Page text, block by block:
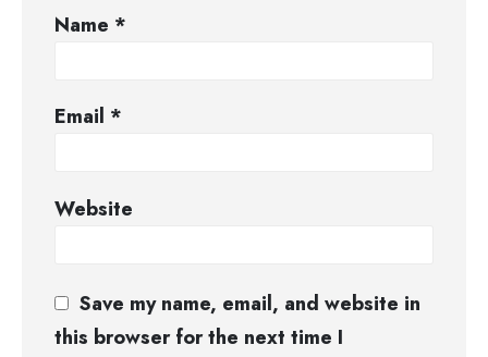
Name *
Email *
Website
Save my name, email, and website in
this browser for the next time I